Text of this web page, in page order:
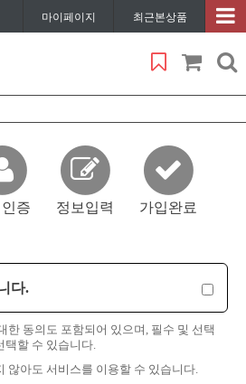
마이페이지 최근본상품
증 정보입력 가입완료
다.
한 동의도 포함되어 있으며, 필수 및 선택
택할 수 있습니다.
않아도 서비스를 이용할 수 있습니다.